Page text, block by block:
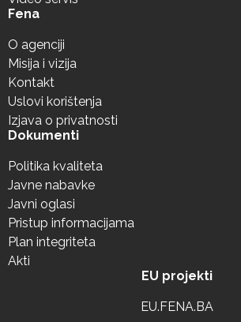
Fena
O agenciji
Misija i vizija
Kontakt
Uslovi korištenja
Izjava o privatnosti
Dokumenti
Politika kvaliteta
Javne nabavke
Javni oglasi
Pristup informacijama
Plan integriteta
Akti
EU projekti
EU.FENA.BA